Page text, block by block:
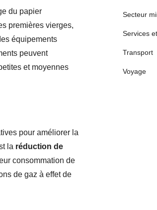
du papier
premières vierges,
équipements
peuvent
et moyennes
pour améliorer la
la réduction de
consommation de
de gaz à effet de
Secteur
Services
Transport
Voyage